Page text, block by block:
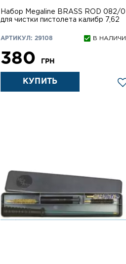
Набор Megaline BRASS ROD 082/0
для чистки пистолета калибр 7,62
АРТИКУЛ: 29108 В
380 ГРН
КУПИТЬ